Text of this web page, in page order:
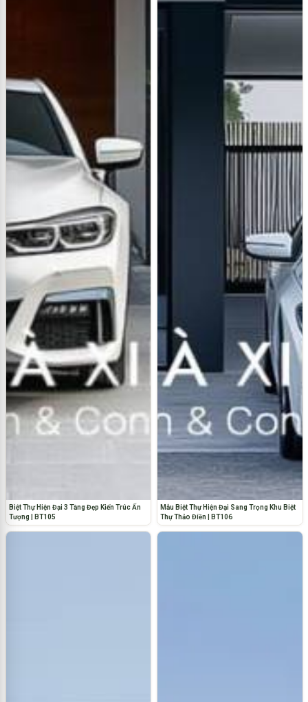
Biệt Thự Hiện Đại 3 Tầng Đẹp Kiến Trúc Ấn
Tượng | BT105
Mẫu Biệt Thự Hiện Đại Sang Trọng Khu Biệt
Thự Thảo Điền | BT106